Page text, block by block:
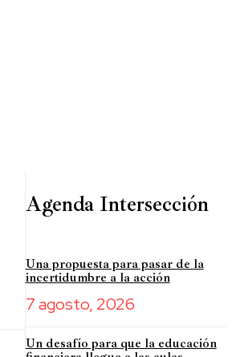
Agenda Intersección
Una propuesta para pasar de la
incertidumbre a la acción
7 agosto, 2026
Un desafío para que la educación